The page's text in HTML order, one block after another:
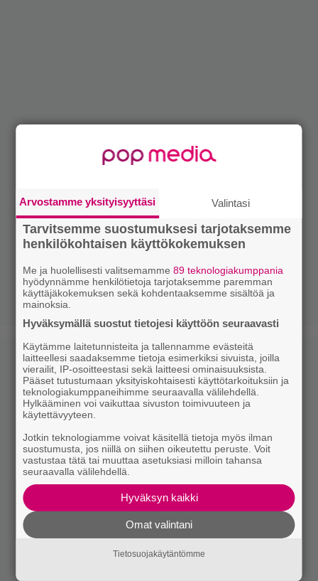
Arvostamme yksityisyyttäsi Valintasi
Tarvitsemme suostumuksesi tarjotaksemme
henkilökohtaisen käyttökokemuksen
Me ja huolellisesti valitsemamme89 teknologiakumppania
hyödynnämme henkilötietoja tarjotaksemme paremman
käyttäjäkokemuksen sekä kohdentaaksemme sisältöä ja
mainoksia.
Hyväksymällä suostut tietojesi käyttöön seuraavasti
Käytämme laitetunnisteita ja tallennamme evästeitä
laitteellesi saadaksemme tietoja esimerkiksi sivuista, joilla
vierailit, IP-osoitteestasi sekä laitteesi ominaisuuksista.
Pääset tutustumaan yksityiskohtaisesti käyttötarkoituksiin ja
teknologiakumppaneihimme seuraavalla välilehdellä.
Hylkääminen voi vaikuttaa sivuston toimivuuteen ja
käytettävyyteen.
Jotkin teknologiamme voivat käsitellä tietoja myös ilman
suostumusta, jos niillä on siihen oikeutettu peruste. Voit
vastustaa tätä tai muuttaa asetuksiasi milloin tahansa
seuraavalla välilehdellä.
Hyväksyn kaikki
Omat valintani
Tietosuojakäytäntömme